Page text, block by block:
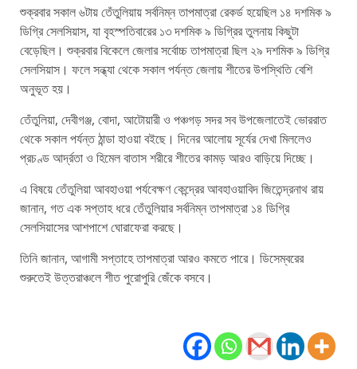
শুক্রবার সকাল ৬টায় তেঁতুলিয়ায় সর্বনিম্ন তাপমাত্রা রেকর্ড হয়েছিল ১৪ দশমিক ৯
ডিগ্রি সেলসিয়াস, যা বৃহস্পতিবারের ১৩ দশমিক ৯ ডিগ্রির তুলনায় কিছুটা
বেড়েছিল। শুক্রবার বিকেলে জেলার সর্বোচ্চ তাপমাত্রা ছিল ২৯ দশমিক ৯ ডিগ্রি
সেলসিয়াস। ফলে সন্ধ্যা থেকে সকাল পর্যন্ত জেলায় শীতের উপস্থিতি বেশি
অনুভূত হয়।
তেঁতুলিয়া, দেবীগঞ্জ, বোদা, আটোয়ারী ও পঞ্চগড় সদর সব উপজেলাতেই ভোররাত
থেকে সকাল পর্যন্ত ঠান্ডা হাওয়া বইছে। দিনের আলোয় সূর্যের দেখা মিললেও
প্রচণ্ড আর্দ্রতা ও হিমেল বাতাস শরীরে শীতের কামড় আরও বাড়িয়ে দিচ্ছে।
এ বিষয়ে তেঁতুলিয়া আবহাওয়া পর্যবেক্ষণ কেন্দ্রের আবহাওয়াবিদ জিতেন্দ্রনাথ রায়
জানান, গত এক সপ্তাহ ধরে তেঁতুলিয়ার সর্বনিম্ন তাপমাত্রা ১৪ ডিগ্রি
সেলসিয়াসের আশপাশে ঘোরাফেরা করছে।
তিনি জানান, আগামী সপ্তাহে তাপমাত্রা আরও কমতে পারে। ডিসেম্বরের
শুরুতেই উত্তরাঞ্চলে শীত পুরোপুরি জেঁকে বসবে।